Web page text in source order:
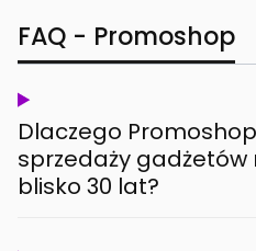
FAQ - Promoshop
Dlaczego
sprzedaży
blisko 30 lat?